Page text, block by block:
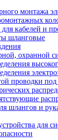
монтажа
кабелей и
шланговые
охранной
проводки
шлангов и
для